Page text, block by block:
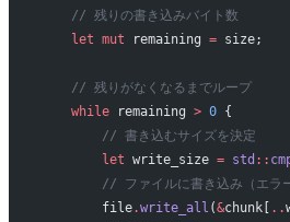
    // 残りの書き込みバイト数
    let
mut remaining = size;
    // 残りがなくなるまでループ
    while
remaining > 0 {
        // 書き込むサイズを決定
        let
write_size = std ::
// ファイルに書き込み（エラ
        file
.write_all (&chunk[ ..